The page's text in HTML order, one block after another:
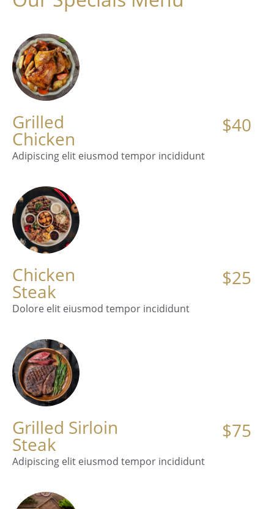
Grilled
Chicken
Adipiscing elit eiusmod tempor incididunt
$40
Chicken
Steak
Dolore elit eiusmod tempor incididunt
$25
Grilled Sirloin
Steak
Adipiscing elit eiusmod tempor incididunt
$75